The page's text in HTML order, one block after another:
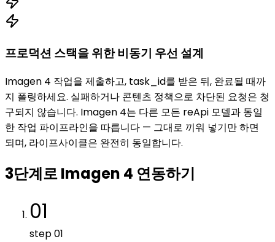
프로덕션 스택을 위한 비동기 우선 설계
Imagen 4 작업을 제출하고, task_id를 받은 뒤, 완료될 때까
지 폴링하세요. 실패하거나 콘텐츠 정책으로 차단된 요청은 청
구되지 않습니다. Imagen 4는 다른 모든 reApi 모델과 동일
한 작업 파이프라인을 따릅니다 — 그대로 끼워 넣기만 하면
되며, 라이프사이클은 완전히 동일합니다.
3단계로 Imagen 4 연동하기
01
step01